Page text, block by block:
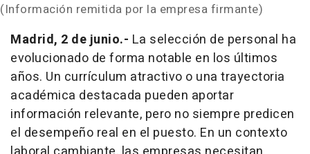
(Información remitida por la empresa firmante)
Madrid, 2 de junio.- La selección de personal ha
evolucionado de forma notable en los últimos
años. Un currículum atractivo o una trayectoria
académica destacada pueden aportar
información relevante, pero no siempre predicen
el desempeño real en el puesto. En un contexto